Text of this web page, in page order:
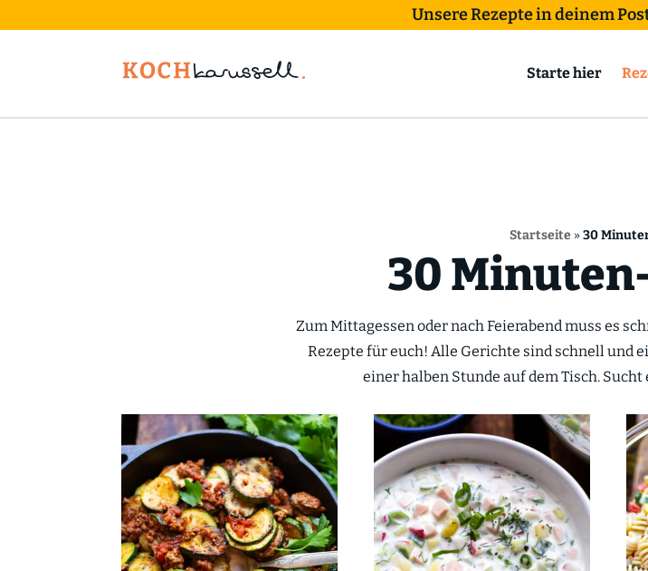
Unsere Rezepte in deinem
Starte hier
Startseite»30
30
Zum Mittagessen oder nach Feierabend muss es
Rezepte für euch! Alle Gerichte sind schnell und
einer halben Stunde auf dem Tisch.